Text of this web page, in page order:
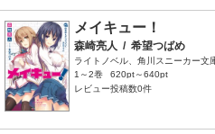
メイキュー！
森崎亮人 / 希望つばめ
ライトノベル、角川スニーカー文
1～2巻
620pt～640pt
レビュー投稿数0件